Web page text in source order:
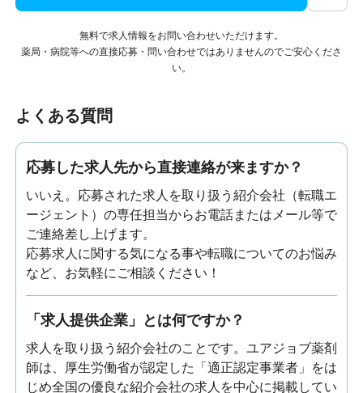
無料で求人情報をお問い合わせいただけます。
薬局・病院等への直接応募・問い合わせではありませんのでご安心くださ
い。
よくある質問
応募した求人先から直接連絡が来ますか？
いいえ。応募された求人を取り扱う紹介会社（転職エ
ージェント）の専任担当からお電話またはメール等で
ご連絡差し上げます。
応募求人に関する気になる事や転職についてのお悩み
など、お気軽にご相談ください！
「求人提供企業」とは何ですか？
求人を取り扱う紹介会社のことです。ユアジョブ薬剤
師は、厚生労働省が認定した「適正認定事業者」をは
じめ全国の優良な紹介会社の求人を中心に掲載してい